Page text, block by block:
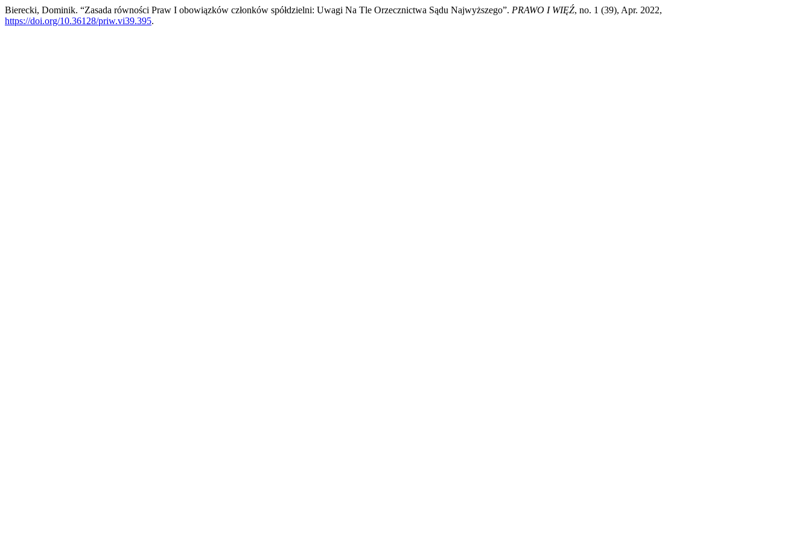
Bierecki, Dominik. “Zasada równości Praw I obowiązków członków spółdzielni: Uwagi Na Tle Orzecznictwa Sądu Najwyższego”. PRAWO I WIĘŹ, no. 1 (39), Apr. 2022,
https://doi.org/10.36128/priw.vi39.395.